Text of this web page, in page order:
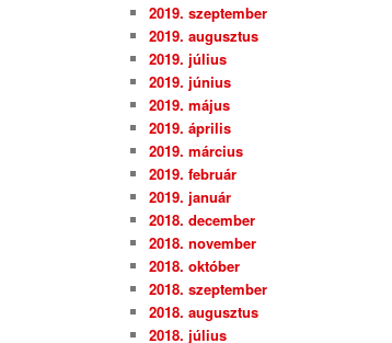
2019. szeptember
2019. augusztus
2019. július
2019. június
2019. május
2019. április
2019. március
2019. február
2019. január
2018. december
2018. november
2018. október
2018. szeptember
2018. augusztus
2018. július